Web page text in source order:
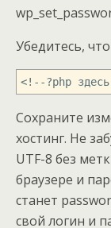
Убедитесь,
<!--?php
Сохраните
хостинг. Не
UTF-8 без
браузере и
станет
свой логин и